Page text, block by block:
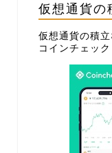
仮想通貨の
仮想通貨の積
コインチェック